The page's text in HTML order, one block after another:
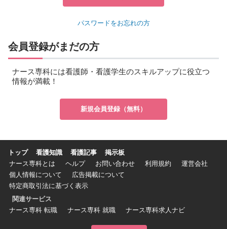
パスワードをお忘れの方
会員登録がまだの方
ナース専科には看護師・看護学生のスキルアップに役立つ
情報が満載！
新規会員登録（無料）
トップ 看護知識 看護記事
掲示板
ナース専科とは
ヘルプ お問い合わせ 利用規約
運営会社
個人情報について
広告掲載について
特定商取引法に基づく表示
関連サービス
ナース専科 転職
ナース専科 就職 ナース専科求人ナビ